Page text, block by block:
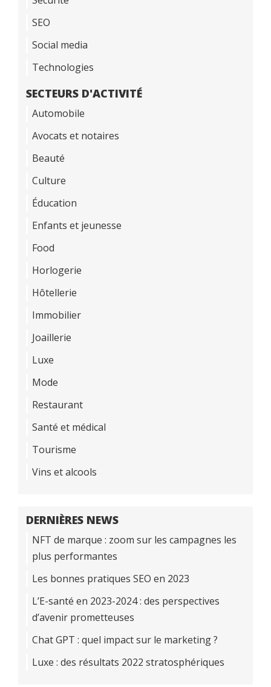
SEO
Social media
Technologies
SECTEURS D'ACTIVITÉ
Automobile
Avocats et notaires
Beauté
Culture
Éducation
Enfants et jeunesse
Food
Horlogerie
Hôtellerie
Immobilier
Joaillerie
Luxe
Mode
Restaurant
Santé et médical
Tourisme
Vins et alcools
DERNIÈRES NEWS
NFT de marque : zoom sur les campagnes les
plus performantes
Les bonnes pratiques SEO en 2023
L’E-santé en 2023-2024 : des perspectives
d’avenir prometteuses
Chat GPT : quel impact sur le marketing ?
Luxe : des résultats 2022 stratosphériques